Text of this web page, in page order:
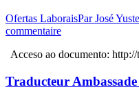
Ofertas LaboraisParJosé
commentaire
Acceso ao documento:
Traducteur